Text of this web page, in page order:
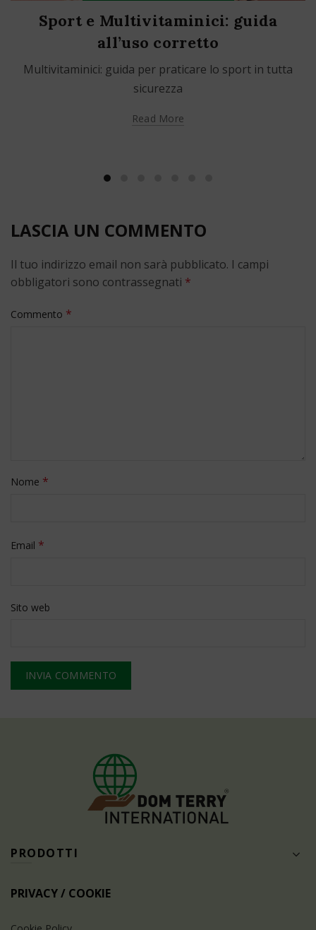
Sport e Multivitaminici: guida
all’uso corretto
Multivitaminici: guida per praticare lo sport in tutta
sicurezza
Read More
LASCIA UN COMMENTO
Il tuo indirizzo email non sarà pubblicato. I campi
obbligatori sono contrassegnati *
Commento *
Nome *
Email *
Sito web
PRODOTTI
PRIVACY / COOKIE